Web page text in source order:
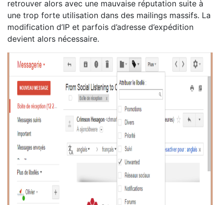
retrouver alors avec une mauvaise réputation suite à
une trop forte utilisation dans des mailings massifs. La
modification d’IP et parfois d’adresse d’expédition
devient alors nécessaire.